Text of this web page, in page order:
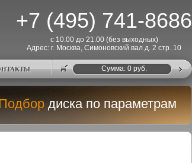
+7 (495) 741-8686
с 10.00 до 21.00 (без выходных)
Адрес: г. Москва, Симоновский вал д. 2 стр. 10
Cумма: 0руб.
диска по параметрам